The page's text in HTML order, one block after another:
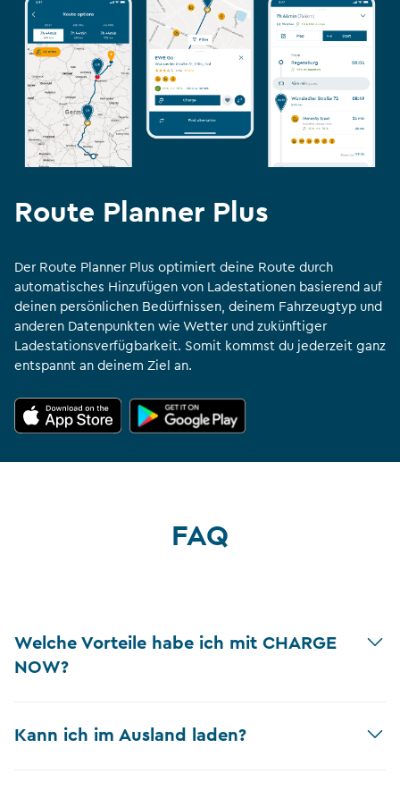
Route Planner Plus
Der Route Planner Plus optimiert deine Route durch
automatisches Hinzufügen von Ladestationen basierend auf
deinen persönlichen Bedürfnissen, deinem Fahrzeugtyp und
anderen Datenpunkten wie Wetter und zukünftiger
Ladestationsverfügbarkeit. Somit kommst du jederzeit ganz
entspannt an deinem Ziel an.
FAQ
Welche Vorteile habe ich mit CHARGE
NOW?
Kann ich im Ausland laden?